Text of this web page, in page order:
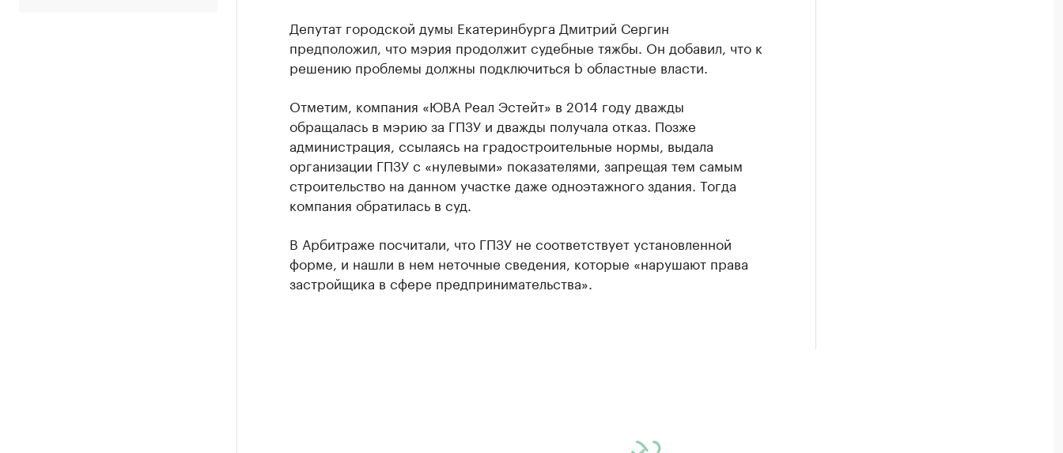
Депутат городской думы Екатеринбурга Дмитрий Сергин
предположил, что мэрия продолжит судебные тяжбы. Он добавил, что к
решению проблемы должны подключиться b областные власти.
Отметим, компания «ЮВА Реал Эстейт» в 2014 году дважды
обращалась в мэрию за ГПЗУ и дважды получала отказ. Позже
администрация, ссылаясь на градостроительные нормы, выдала
организации ГПЗУ с «нулевыми» показателями, запрещая тем самым
строительство на данном участке даже одноэтажного здания. Тогда
компания обратилась в суд.
В Арбитраже посчитали, что ГПЗУ не соответствует установленной
форме, и нашли в нем неточные сведения, которые «нарушают права
застройщика в сфере предпринимательства».